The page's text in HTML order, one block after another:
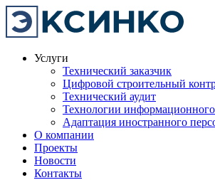
Услуги
Технический заказчик
Цифровой строительный
Технический аудит
Технологии
Адаптация иностранного
О компании
Проекты
Новости
Контакты